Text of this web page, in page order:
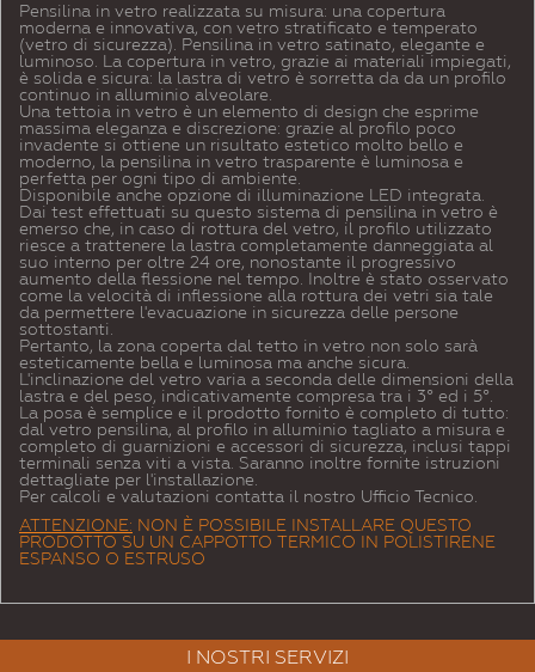
Pensilina in vetro realizzata su misura: una copertura
moderna e innovativa, con vetro stratificato e temperato
(vetro di sicurezza). Pensilina in vetro satinato, elegante e
luminoso. La copertura in vetro, grazie ai materiali impiegati,
è solida e sicura: la lastra di vetro è sorretta da da un profilo
continuo in alluminio alveolare.
Una tettoia in vetro è un elemento di design che esprime
massima eleganza e discrezione: grazie al profilo poco
invadente si ottiene un risultato estetico molto bello e
moderno, la pensilina in vetro trasparente è luminosa e
perfetta per ogni tipo di ambiente.
Disponibile anche opzione di illuminazione LED integrata.
Dai test effettuati su questo sistema di pensilina in vetro è
emerso che, in caso di rottura del vetro, il profilo utilizzato
riesce a trattenere la lastra completamente danneggiata al
suo interno per oltre 24 ore, nonostante il progressivo
aumento della flessione nel tempo. Inoltre è stato osservato
come la velocità di inflessione alla rottura dei vetri sia tale
da permettere l'evacuazione in sicurezza delle persone
sottostanti.
Pertanto, la zona coperta dal tetto in vetro non solo sarà
esteticamente bella e luminosa ma anche sicura.
L'inclinazione del vetro varia a seconda delle dimensioni della
lastra e del peso, indicativamente compresa tra i 3° ed i 5°.
La posa è semplice e il prodotto fornito è completo di tutto:
dal vetro pensilina, al profilo in alluminio tagliato a misura e
completo di guarnizioni e accessori di sicurezza, inclusi tappi
terminali senza viti a vista. Saranno inoltre fornite istruzioni
dettagliate per l'installazione.
Per calcoli e valutazioni contatta il nostro Ufficio Tecnico.
ATTENZIONE: NON È POSSIBILE INSTALLARE QUESTO
PRODOTTO SU UN CAPPOTTO TERMICO IN POLISTIRENE
ESPANSO O ESTRUSO
I NOSTRI SERVIZI